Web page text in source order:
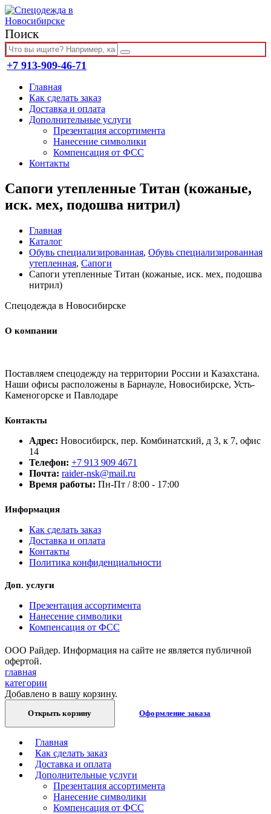
Поиск
+7 913-909-46-71
Главная
Как сделать заказ
Доставка и оплата
Дополнительные услуги
Презентация ассортимента
Нанесение символики
Компенсация от ФСС
Контакты
Сапоги утепленные Титан (кожаные,
иск. мех, подошва нитрил)
Главная
Каталог
Обувь специализированная, Обувь специализированная
утепленная, Сапоги
Сапоги утепленные Титан (кожаные, иск. мех, подошва
нитрил)
Спецодежда в Новосибирске
О компании
Поставляем спецодежду на территории России и Казахстана.
Наши офисы расположены в Барнауле, Новосибирске, Усть-
Каменогорске и Павлодаре
Контакты
Адрес: Новосибирск, пер. Комбинатский, д 3, к 7, офис
14
Телефон: +7 913 909 4671
Почта: raider-nsk@mail.ru
Время работы: Пн-Пт / 8:00 - 17:00
Информация
Как сделать заказ
Доставка и оплата
Контакты
Политика конфиденциальности
Доп. услуги
Презентация ассортимента
Нанесение символики
Компенсация от ФСС
ООО Райдер. Информация на сайте не является публичной
офертой.
главная
категории
Добавлено в вашу корзину.
Открыть корзину Оформление заказа
Главная
Как сделать заказ
Доставка и оплата
Дополнительные услуги
Презентация ассортимента
Нанесение символики
Компенсация от ФСС